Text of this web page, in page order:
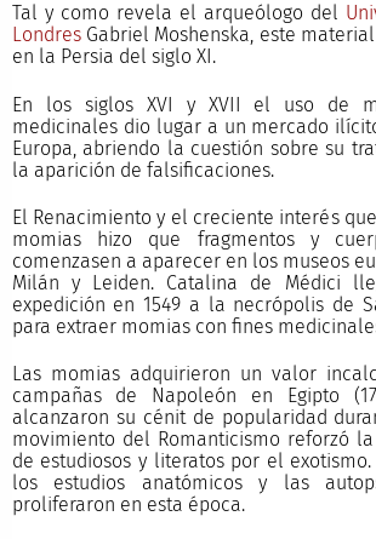
Tal y como revela el arqueólogo del
LondresGabriel Moshenska, este
en la Persia del siglo XI.
En los siglos XVI y XVII el uso de
medicinales dio lugar a un mercado
Europa, abriendo la cuestión sobre su
la aparición de falsificaciones.
El Renacimiento y el creciente interés
momias hizo que fragmentos y
comenzasen a aparecer en los museos
Milán y Leiden. Catalina de Médici
expedición en 1549 a la necrópolis de
para extraer momias con fines
Las momias adquirieron un valor
campañas de Napoleón en Egipto
alcanzaron su cénit de popularidad
movimiento del Romanticismo reforzó
de estudiosos y literatos por el
los estudios anatómicos y las
proliferaron en esta época.